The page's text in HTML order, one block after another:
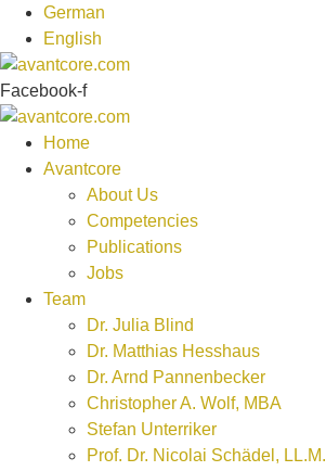
German
English
Facebook-f
Home
Avantcore
About Us
Competencies
Publications
Jobs
Team
Dr. Julia Blind
Dr. Matthias Hesshaus
Dr. Arnd Pannenbecker
Christopher A. Wolf, MBA
Stefan Unterriker
Prof. Dr. Nicolai Schädel, LL.M.